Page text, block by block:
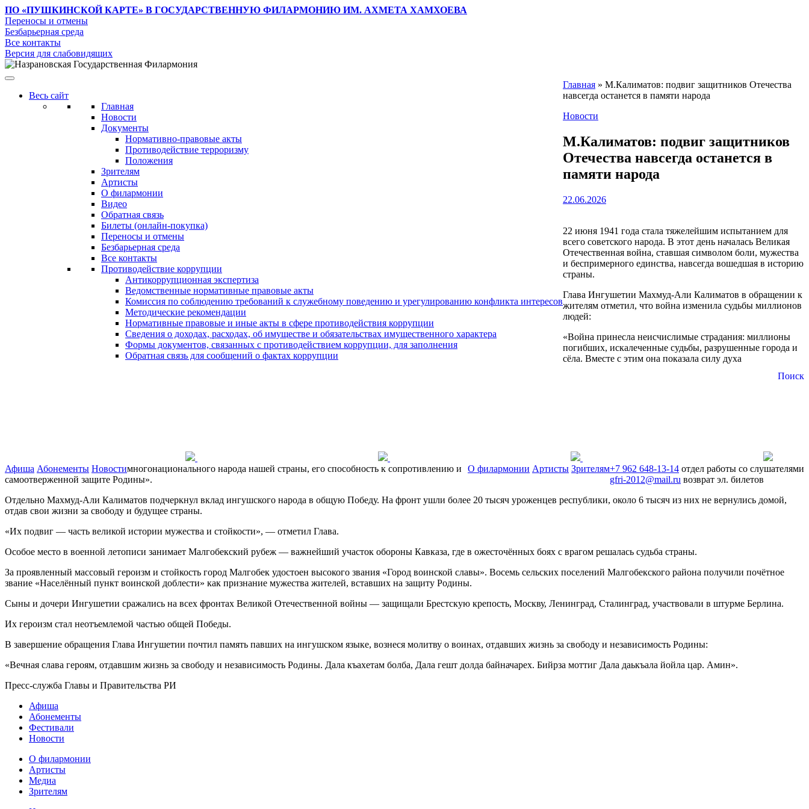
ПО «ПУШКИНСКОЙ КАРТЕ» В ГОСУДАРСТВЕННУЮ ФИЛАРМОНИЮ ИМ. АХМЕТА ХАМХОЕВА
Переносы и отмены
Безбарьерная среда
Все контакты
Версия для слабовидящих
Весь сайт
Главная
Новости
Документы
Нормативно-правовые акты
Противодействие терроризму
Положения
Зрителям
Артисты
О филармонии
Видео
Обратная связь
Билеты (онлайн-покупка)
Переносы и отмены
Безбарьерная среда
Все контакты
Противодействие коррупции
Антикоррупционная экспертиза
Ведомственные нормативные правовые акты
Комиссия по соблюдению требований к служебному поведению и урегулированию конфликта интересов
Методические рекомендации
Нормативные правовые и иные акты в сфере противодействия коррупции
Сведения о доходах, расходах, об имуществе и обязательствах имущественного характера
Формы документов, связанных с противодействием коррупции, для заполнения
Обратная связь для сообщений о фактах коррупции
Поиск
+7 962 648-13-14 отдел работы со слушателями
gfri-2012@mail.ru возврат эл. билетов
Афиша Абонементы Новости О филармонии Артисты Зрителям
Главная » М.Калиматов: подвиг защитников Отечества
навсегда останется в памяти народа
Новости
М.Калиматов: подвиг защитников
Отечества навсегда останется в
памяти народа
22.06.2026
22 июня 1941 года стала тяжелейшим испытанием для
всего советского народа. В этот день началась Великая
Отечественная война, ставшая символом боли, мужества
и беспримерного единства, навсегда вошедшая в историю
страны.
Глава Ингушетии Махмуд-Али Калиматов в обращении к
жителям отметил, что война изменила судьбы миллионов
людей:
«Война принесла неисчислимые страдания: миллионы
погибших, искалеченные судьбы, разрушенные города и
сёла. Вместе с этим она показала силу духа
многонационального народа нашей страны, его способность к сопротивлению и
самоотверженной защите Родины».
Отдельно Махмуд-Али Калиматов подчеркнул вклад ингушского народа в общую Победу. На фронт ушли более 20 тысяч уроженцев республики, около 6 тысяч из них не вернулись домой,
отдав свои жизни за свободу и будущее страны.
«Их подвиг — часть великой истории мужества и стойкости», — отметил Глава.
Особое место в военной летописи занимает Малгобекский рубеж — важнейший участок обороны Кавказа, где в ожесточённых боях с врагом решалась судьба страны.
За проявленный массовый героизм и стойкость город Малгобек удостоен высокого звания «Город воинской славы». Восемь сельских поселений Малгобекского района получили почётное
звание «Населённый пункт воинской доблести» как признание мужества жителей, вставших на защиту Родины.
Сыны и дочери Ингушетии сражались на всех фронтах Великой Отечественной войны — защищали Брестскую крепость, Москву, Ленинград, Сталинград, участвовали в штурме Берлина.
Их героизм стал неотъемлемой частью общей Победы.
В завершение обращения Глава Ингушетии почтил память павших на ингушском языке, вознеся молитву о воинах, отдавших жизнь за свободу и независимость Родины:
«Вечная слава героям, отдавшим жизнь за свободу и независимость Родины. Дала къахетам болба, Дала гешт долда байначарех. Бийрза моттиг Дала даькъала йойла цар. Амин».
Пресс-служба Главы и Правительства РИ
Афиша
Абонементы
Фестивали
Новости
О филармонии
Артисты
Медиа
Зрителям